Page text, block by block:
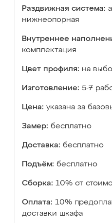
Раздвижная система:
нижнеопорная
Внутреннее
комплектация
Цвет профиля: на
Изготовление: 5-7
Цена: указана за
Замер: бесплатно
Доставка: бесплатно
Подъём: бесплатно
Сборка: 10% от
Оплата: 10%
доставки шкафа